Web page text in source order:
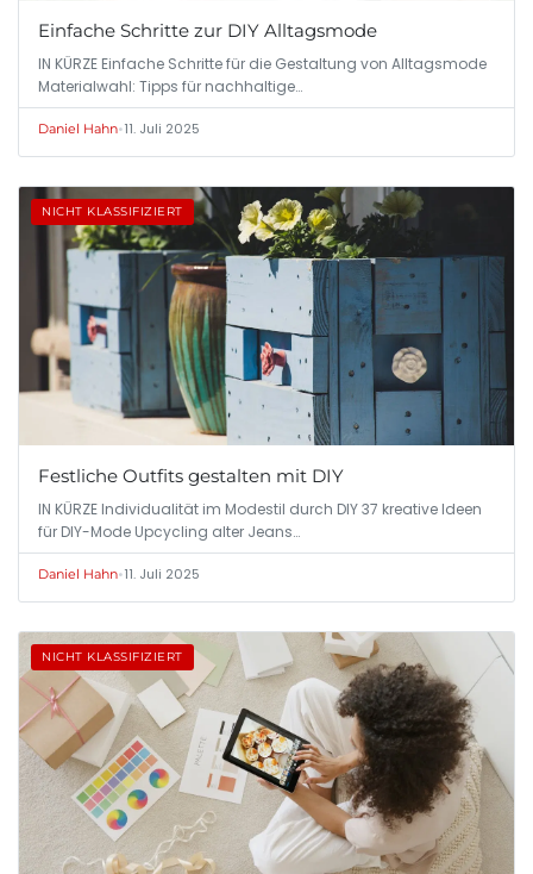
Einfache Schritte zur DIY Alltagsmode
IN KÜRZE Einfache Schritte für die Gestaltung von Alltagsmode
Materialwahl: Tipps für nachhaltige…
Daniel Hahn•11. Juli 2025
NICHT KLASSIFIZIERT
Festliche Outfits gestalten mit DIY
IN KÜRZE Individualität im Modestil durch DIY 37 kreative Ideen
für DIY-Mode Upcycling alter Jeans…
Daniel Hahn•11. Juli 2025
NICHT KLASSIFIZIERT